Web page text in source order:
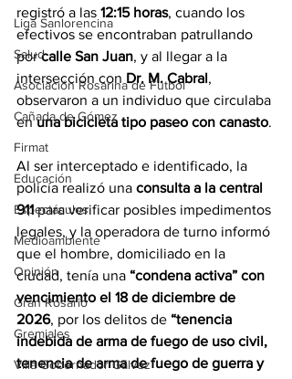
Liga Sanlorencina
Salud
Asociación Rosarina de Fútbol
Cañada de Gómez
Firmat
Educación
Espectáculos
Medioambiente
Opinión
Gran Rosario
Gremiales
Villa Gobernador Gálvez
registró a las 12:15 horas, cuando los
efectivos se encontraban patrullando
por calle San Juan, y al llegar a la
intersección con Dr. M. Cabral,
observaron a un individuo que circulaba
en una bicicleta tipo paseo con canasto.
Al ser interceptado e identificado, la
policía realizó una consulta a la central
911 para verificar posibles impedimentos
legales, y la operadora de turno informó
que el hombre, domiciliado en la
ciudad, tenía una “condena activa” con
vencimiento el 18 de diciembre de
2026, por los delitos de “tenencia
indebida de arma de fuego de uso civil,
tenencia de arma de fuego de guerra y